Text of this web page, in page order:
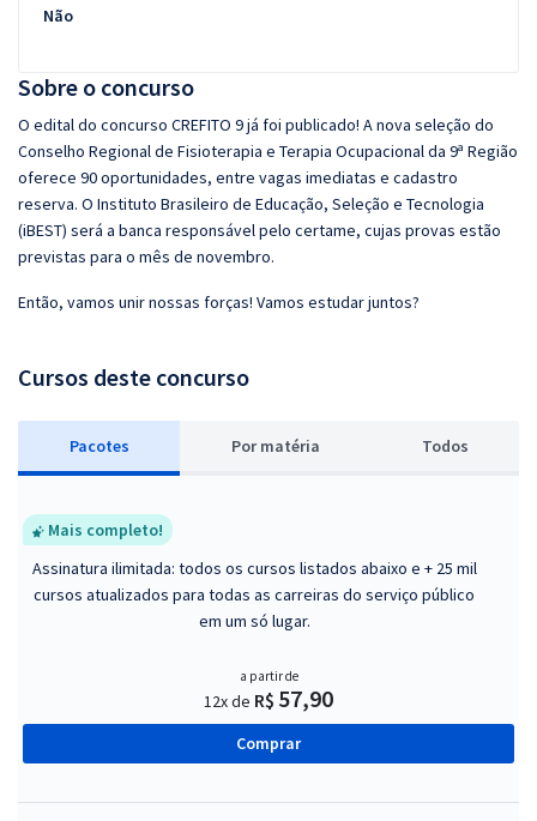
Sobre o concurso
O edital do concurso CREFITO 9 já foi publicado! A nova seleção do
Conselho Regional de Fisioterapia e Terapia Ocupacional da 9ª Região
oferece 90 oportunidades, entre vagas imediatas e cadastro
reserva. O Instituto Brasileiro de Educação, Seleção e Tecnologia
(iBEST) será a banca responsável pelo certame, cujas provas estão
previstas para o mês de novembro.
Então, vamos unir nossas forças! Vamos estudar juntos?
Cursos deste concurso
Pacotes Por matéria Todos
Mais completo!
Assinatura ilimitada: todos os cursos listados abaixo e + 25 mil
cursos atualizados para todas as carreiras do serviço público
em um só lugar.
a partir de
12x de R$ 57,90
Comprar
Não